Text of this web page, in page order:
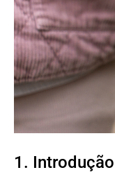
1. Introdução